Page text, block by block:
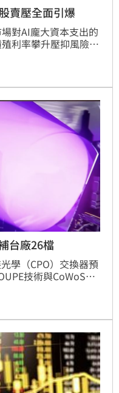
賣壓全面引爆
對AI龐大資本支出的
利率攀升壓抑風險性
點，跌幅2.67%；櫃
買成交金額1893.33
遭到調節，市場氣氛
台廠26檔
學（CPO）交換器預
技術與CoWoS先
幅擴增至2026年的
及相關封測、材料與
對技術時程存疑，但
碼布局華星光、眾
術帶來的長線成長潛
注相關供應鏈動能。